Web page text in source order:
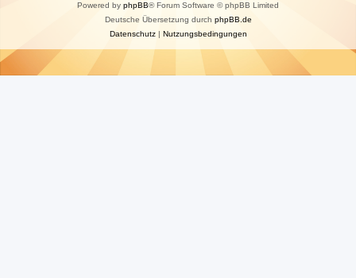
Powered by phpBB® Forum Software © phpBB Limited
Deutsche Übersetzung durch phpBB.de
Datenschutz| Nutzungsbedingungen